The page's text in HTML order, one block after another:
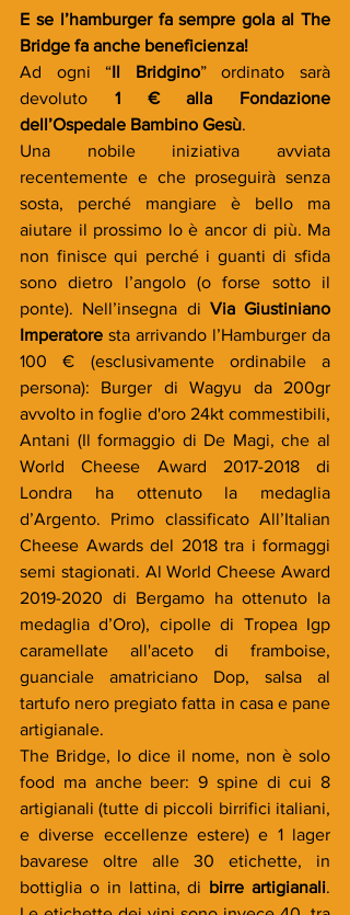
E se l’hamburger fa sempre gola al The
Bridge fa anche beneficienza!
Ad ogni “Il Bridgino” ordinato sarà
devoluto 1 € alla Fondazione
dell’Ospedale Bambino Gesù.
Una nobile iniziativa avviata
recentemente e che proseguirà senza
sosta, perché mangiare è bello ma
aiutare il prossimo lo è ancor di più. Ma
non finisce qui perché i guanti di sfida
sono dietro l’angolo (o forse sotto il
ponte). Nell’insegna di Via Giustiniano
Imperatore sta arrivando l’Hamburger da
100 € (esclusivamente ordinabile a
persona): Burger di Wagyu da 200gr
avvolto in foglie d'oro 24kt commestibili,
Antani (Il formaggio di De Magi, che al
World Cheese Award 2017-2018 di
Londra ha ottenuto la medaglia
d’Argento. Primo classificato All’Italian
Cheese Awards del 2018 tra i formaggi
semi stagionati. Al World Cheese Award
2019-2020 di Bergamo ha ottenuto la
medaglia d’Oro), cipolle di Tropea Igp
caramellate all'aceto di framboise,
guanciale amatriciano Dop, salsa al
tartufo nero pregiato fatta in casa e pane
artigianale.
The Bridge, lo dice il nome, non è solo
food ma anche beer: 9 spine di cui 8
artigianali (tutte di piccoli birrifici italiani,
e diverse eccellenze estere) e 1 lager
bavarese oltre alle 30 etichette, in
bottiglia o in lattina, di birre artigianali.